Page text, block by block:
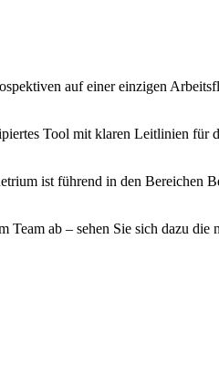
auf einer einzigen
Tool mit klaren Leitlinien für
ist führend in den Bereichen
ab – sehen Sie sich dazu die